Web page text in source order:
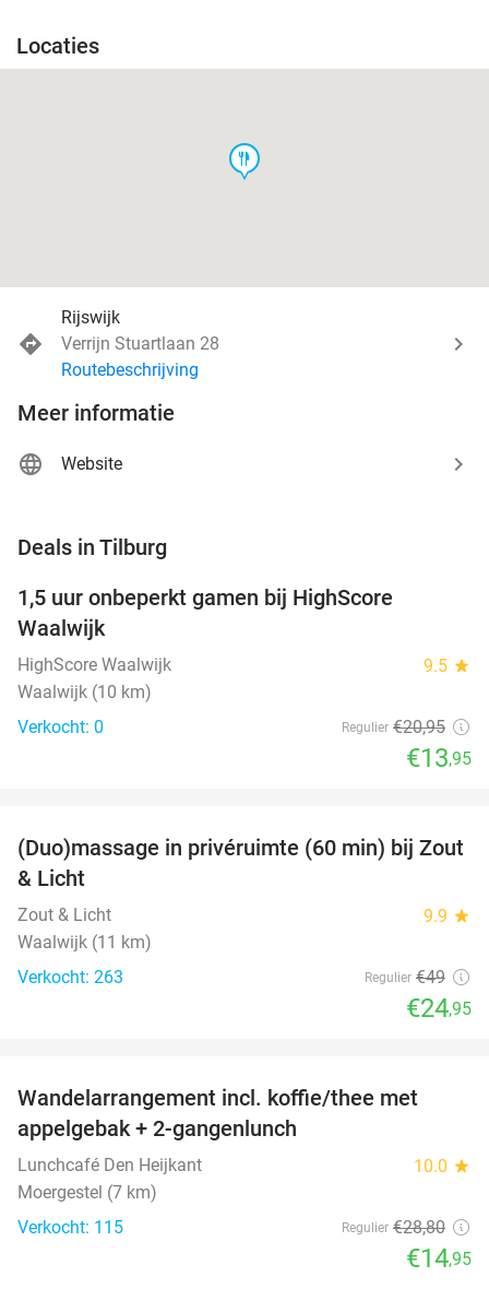
Locaties
food
Rijswijk
Verrijn Stuartlaan 28
Routebeschrijving
Meer informatie
Website
Deals in Tilburg
TODAY
1,5 uur onbeperkt gamen bij HighScore
Waalwijk
HighScore Waalwijk 9.5 star
Waalwijk (10 km)
Verkocht: 0
Regulier €20,95
€13,95
49%
(Duo)massage in privéruimte (60 min) bij Zout
& Licht
Zout & Licht 9.9 star
Waalwijk (11 km)
Verkocht: 263
Regulier €49
€24,95
Wandelarrangement incl. koffie/thee met
appelgebak + 2-gangenlunch
Lunchcafé Den Heijkant 10.0 star
Moergestel (7 km)
Verkocht: 115
Regulier €28,80
€14,95